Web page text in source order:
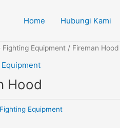
Home Hubungi Kami
Fighting Equipment / Fireman Hood
Hood
Equipment